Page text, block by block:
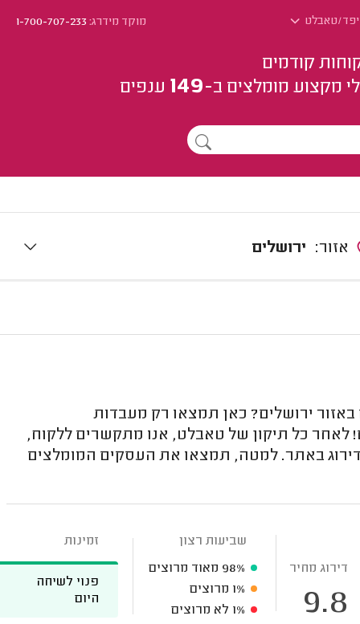
טאבלט מוקד מידרג:1-700-707-233
קודמים
מקצוע מומלצים ב-149 ענפים
ירושלים
ירושלים? כאן תמצאו רק מעבדות
לאחר כל תיקון של טאבלט, אנו מתקשרים ללקוח,
באתר. למטה, תמצאו את העסקים המומלצים
דירוג מחיר
9.8
שביעות רצון
98% מאוד מרוצים
1% מרוצים
1% לא מרוצים
זמינות
פנוי לשיחה
היום